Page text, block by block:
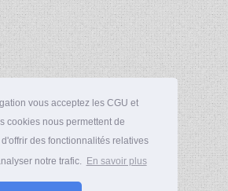
vous acceptez les CGU et
cookies nous permettent de
des fonctionnalités relatives
notre trafic. En savoir plus